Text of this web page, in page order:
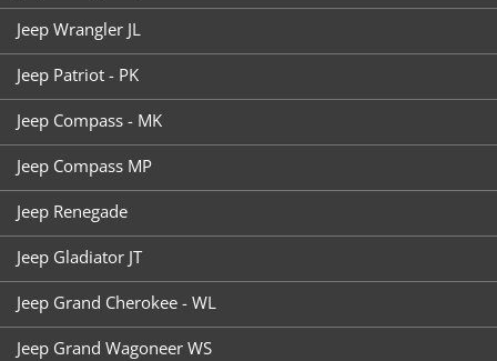
Jeep Wrangler JL
Jeep Patriot - PK
Jeep Compass - MK
Jeep Compass MP
Jeep Renegade
Jeep Gladiator JT
Jeep Grand Cherokee - WL
Jeep Grand Wagoneer WS